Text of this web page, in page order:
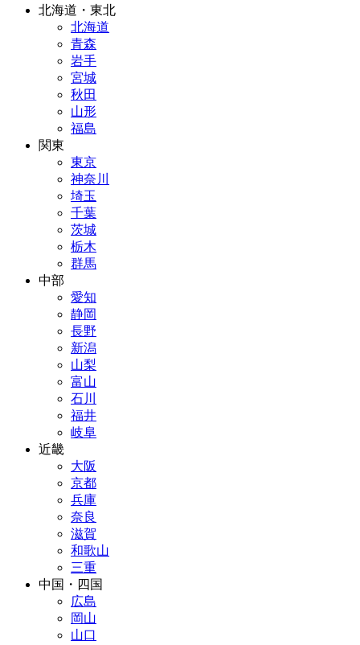
北海道・東北
北海道
青森
岩手
宮城
秋田
山形
福島
関東
東京
神奈川
埼玉
千葉
茨城
栃木
群馬
中部
愛知
静岡
長野
新潟
山梨
富山
石川
福井
岐阜
近畿
大阪
京都
兵庫
奈良
滋賀
和歌山
三重
中国・四国
広島
岡山
山口